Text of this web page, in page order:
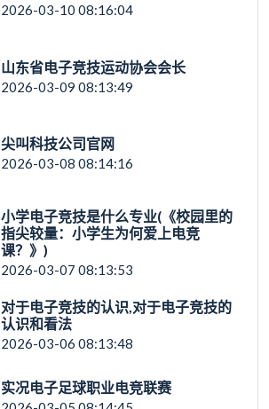
2026-03-10 08:16:04
山东省电子竞技运动协会会长
2026-03-09 08:13:49
尖叫科技公司官网
2026-03-08 08:14:16
小学电子竞技是什么专业(《校园里的
指尖较量：小学生为何爱上电竞
课？》)
2026-03-07 08:13:53
对于电子竞技的认识,对于电子竞技的
认识和看法
2026-03-06 08:13:48
实况电子足球职业电竞联赛